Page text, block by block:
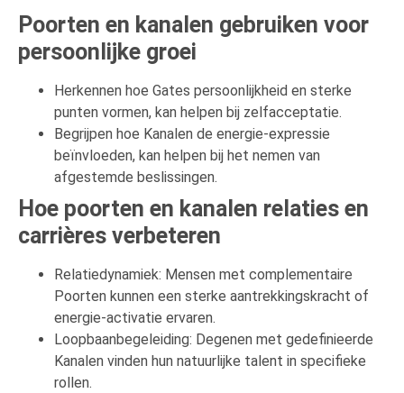
Poorten en kanalen gebruiken voor
persoonlijke groei
Herkennen hoe Gates persoonlijkheid en sterke
punten vormen, kan helpen bij zelfacceptatie.
Begrijpen hoe Kanalen de energie-expressie
beïnvloeden, kan helpen bij het nemen van
afgestemde beslissingen.
Hoe poorten en kanalen relaties en
carrières verbeteren
Relatiedynamiek: Mensen met complementaire
Poorten kunnen een sterke aantrekkingskracht of
energie-activatie ervaren.
Loopbaanbegeleiding: Degenen met gedefinieerde
Kanalen vinden hun natuurlijke talent in specifieke
rollen.